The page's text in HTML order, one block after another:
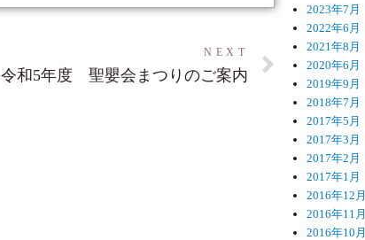
NEXT
令和5年度 聖嬰会まつりのご案内
2023年7月
2022年6月
2021年8月
2020年6月
2019年9月
2018年7月
2017年5月
2017年3月
2017年2月
2017年1月
2016年12月
2016年11月
2016年10月